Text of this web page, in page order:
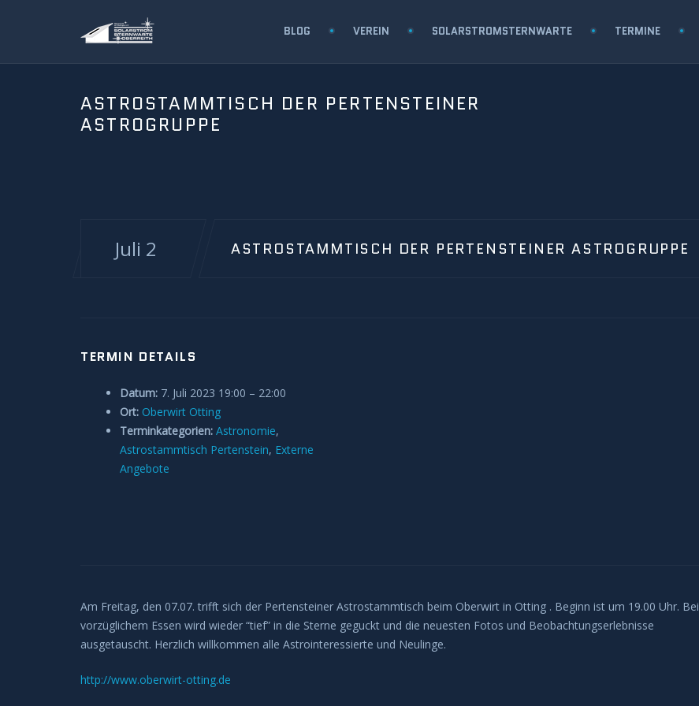
BLOG VEREIN SOLARSTROMSTERNWARTE TERMINE
ASTROSTAMMTISCH DER PERTENSTEINER
ASTROGRUPPE
Juli 2 ASTROSTAMMTISCH DER PERTENSTEINER ASTROGRUPPE
TERMIN DETAILS
Datum: 7. Juli 2023 19:00 – 22:00
Ort: Oberwirt Otting
Terminkategorien: Astronomie,
Astrostammtisch Pertenstein, Externe
Angebote
Am Freitag, den 07.07. trifft sich der Pertensteiner Astrostammtisch beim Oberwirt in Otting . Beginn ist um 19.00 Uhr. Bei
vorzüglichem Essen wird wieder “tief” in die Sterne geguckt und die neuesten Fotos und Beobachtungserlebnisse
ausgetauscht. Herzlich willkommen alle Astrointeressierte und Neulinge.
http://www.oberwirt-otting.de